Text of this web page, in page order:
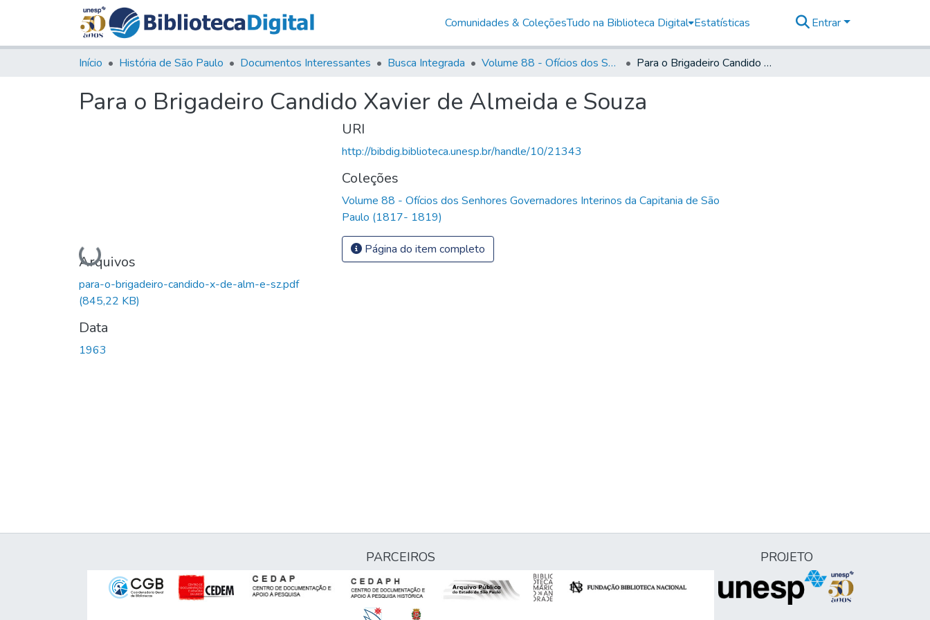
Comunidades & ColeçõesTudo na Biblioteca Digital Estatísticas Entrar
Início História de São Paulo Documentos Interessantes Busca Integrada Volume 88 - Ofícios dos Senhores Governadores Interinos da Capitania de São Paulo (1817- 1819) Para o Brigadeiro Candido Xavier de Almeida e Souza
Para o Brigadeiro Candido Xavier de Almeida e Souza
Carregando...
Arquivos
para-o-brigadeiro-candido-x-de-alm-e-sz.pdf
(845,22 KB)
Data
1963
URI
http://bibdig.biblioteca.unesp.br/handle/10/21343
Coleções
Volume 88 - Ofícios dos Senhores Governadores Interinos da Capitania de São
Paulo (1817- 1819)
Página do item completo
PARCEIROS PROJETO